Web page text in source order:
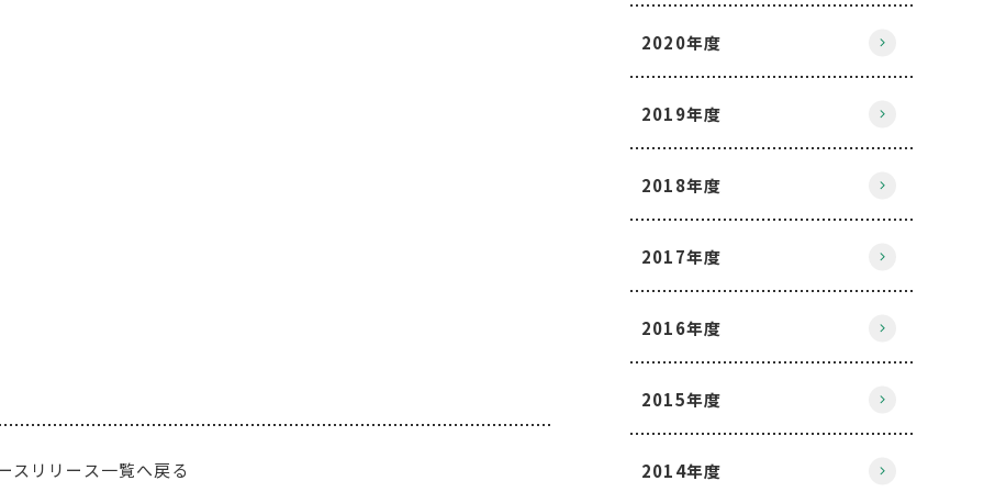
スリリース一覧へ戻る
2020年度
2019年度
2018年度
2017年度
2016年度
2015年度
2014年度